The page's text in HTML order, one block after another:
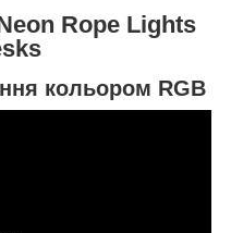
Rope Lights
кольором RGB